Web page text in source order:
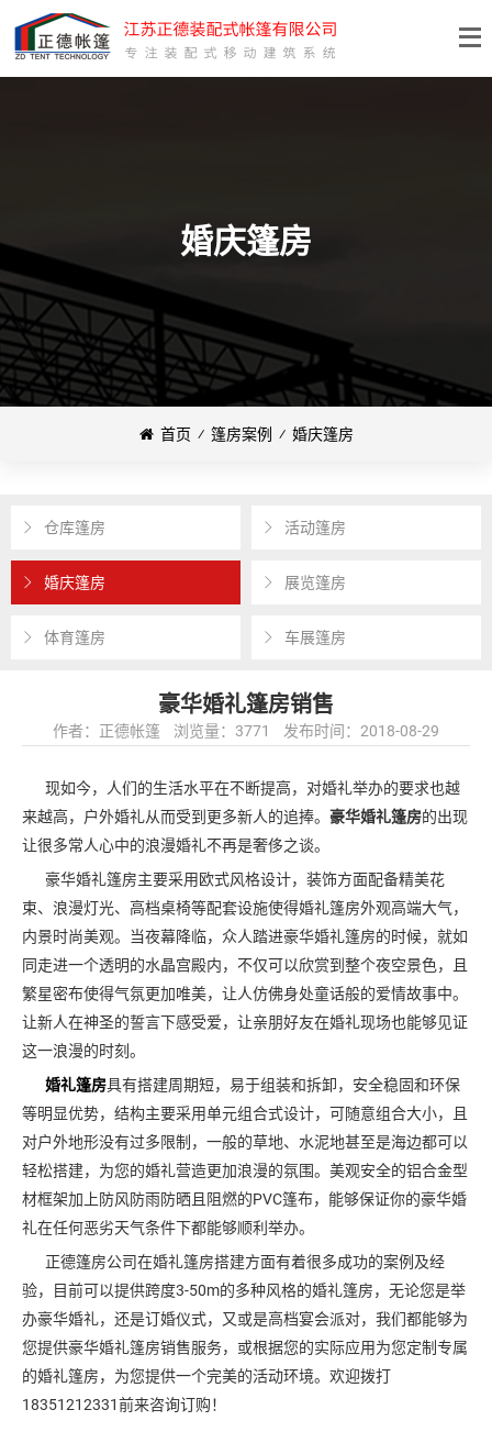
婚庆篷房
首页 ⁄ 篷房案例 ⁄ 婚庆篷房
仓库篷房 活动篷房
婚庆篷房 展览篷房
体育篷房 车展篷房
豪华婚礼篷房销售
作者：正德帐篷 浏览量：3771 发布时间：2018-08-29
现如今，人们的生活水平在不断提高，对婚礼举办的要求也越
来越高，户外婚礼从而受到更多新人的追捧。 豪华婚礼篷房的出现
让很多常人心中的浪漫婚礼不再是奢侈之谈。
豪华婚礼篷房主要采用欧式风格设计，装饰方面配备精美花
束、浪漫灯光、高档桌椅等配套设施使得婚礼篷房外观高端大气，
内景时尚美观。当夜幕降临，众人踏进豪华婚礼篷房的时候，就如
同走进一个透明的水晶宫殿内，不仅可以欣赏到整个夜空景色，且
繁星密布使得气氛更加唯美，让人仿佛身处童话般的爱情故事中。
让新人在神圣的誓言下感受爱，让亲朋好友在婚礼现场也能够见证
这一浪漫的时刻。
婚礼篷房具有搭建周期短，易于组装和拆卸，安全稳固和环保
等明显优势，结构主要采用单元组合式设计，可随意组合大小，且
对户外地形没有过多限制，一般的草地、水泥地甚至是海边都可以
轻松搭建，为您的婚礼营造更加浪漫的氛围。美观安全的铝合金型
材框架加上防风防雨防晒且阻燃的PVC篷布，能够保证你的豪华婚
礼在任何恶劣天气条件下都能够顺利举办。
正德篷房公司在婚礼篷房搭建方面有着很多成功的案例及经
验，目前可以提供跨度3-50m的多种风格的婚礼篷房，无论您是举
办豪华婚礼，还是订婚仪式，又或是高档宴会派对，我们都能够为
您提供豪华婚礼篷房销售服务，或根据您的实际应用为您定制专属
的婚礼篷房，为您提供一个完美的活动环境。欢迎拨打
18351212331前来咨询订购！